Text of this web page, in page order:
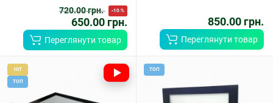
6502. ..
720.00 грн. -10 %
650.00 грн.
Переглянути товар
850.00 грн.
Переглянути товар
HIT
ТОП
ТОП